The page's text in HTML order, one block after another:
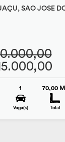
SAO JOSE
1
Vaga(s)
70,00
Total